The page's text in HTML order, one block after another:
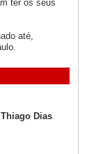
ter os seus
até,
Dias